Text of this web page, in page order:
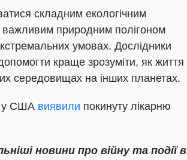
складним екологічним
важливим природним полігоном
умовах. Дослідники
краще зрозуміти, як життя
середовищах на інших планетах.
у США виявили покинуту лікарню
новини про війну та події в